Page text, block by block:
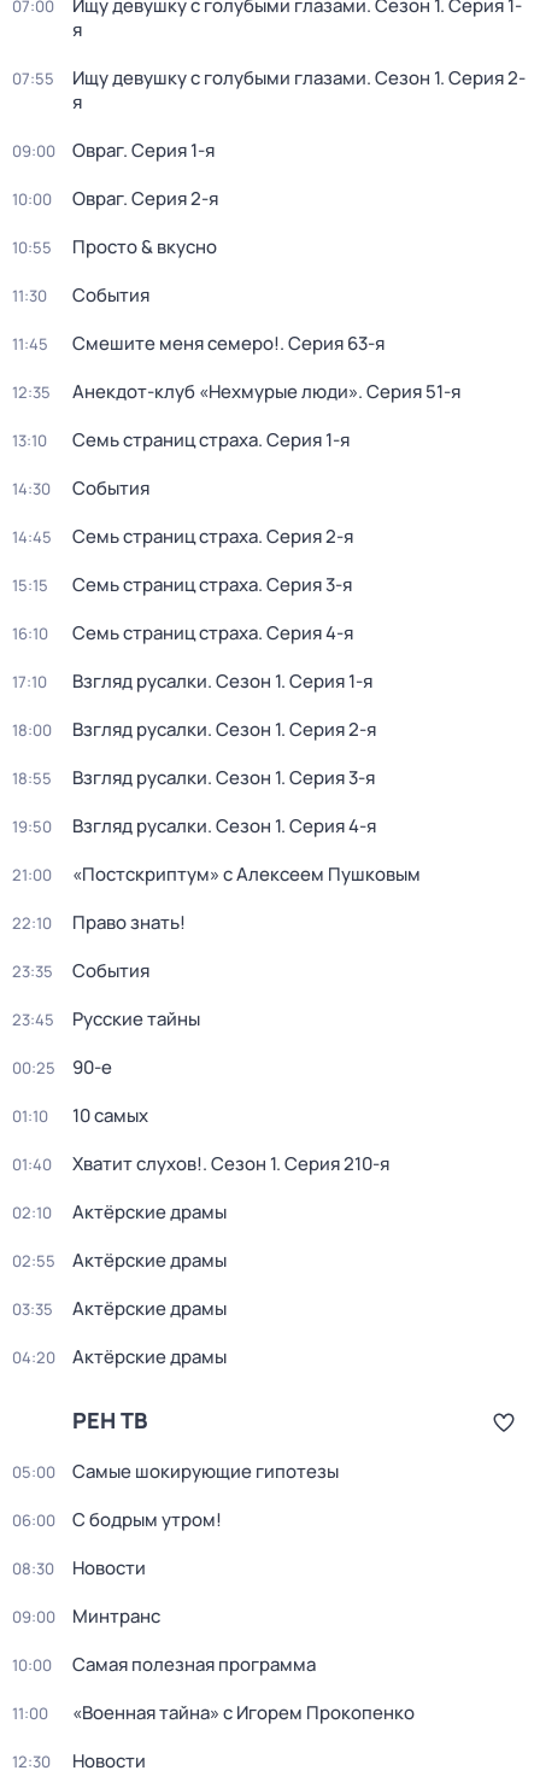
07:00 Ищу девушку с голубыми глазами. Сезон 1. Серия 1-
я
07:55 Ищу девушку с голубыми глазами. Сезон 1. Серия 2-
я
09:00 Овраг. Серия 1-я
10:00 Овраг. Серия 2-я
10:55 Просто & вкусно
11:30 События
11:45 Смешите меня семеро!. Серия 63-я
12:35 Анекдот-клуб «Нехмурые люди». Серия 51-я
13:10 Семь страниц страха. Серия 1-я
14:30 События
14:45 Семь страниц страха. Серия 2-я
15:15 Семь страниц страха. Серия 3-я
16:10 Семь страниц страха. Серия 4-я
17:10 Взгляд русалки. Сезон 1. Серия 1-я
18:00 Взгляд русалки. Сезон 1. Серия 2-я
18:55 Взгляд русалки. Сезон 1. Серия 3-я
19:50 Взгляд русалки. Сезон 1. Серия 4-я
21:00 «Постскриптум» с Алексеем Пушковым
22:10 Право знать!
23:35 События
23:45 Русские тайны
00:25 90-е
01:10 10 самых
01:40 Хватит слухов!. Сезон 1. Серия 210-я
02:10 Актёрские драмы
02:55 Актёрские драмы
03:35 Актёрские драмы
04:20 Актёрские драмы
РЕН ТВ
05:00 Самые шoкиpующие гипотезы
06:00 С бодрым утром!
08:30 Новости
09:00 Минтранс
10:00 Самая полезная программа
11:00 «Военная тайна» с Игорем Прокопенко
12:30 Новости